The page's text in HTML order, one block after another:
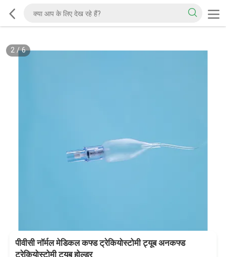
2/6
पीवीसी नॉर्मल मेडिकल कफ्ड ट्रेकियोस्टोमी ट्यूब अनकफ्ड
ट्रेकियोस्टोमी ट्यूब होल्डर